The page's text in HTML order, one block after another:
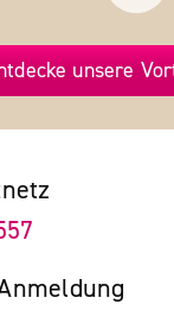
unsere